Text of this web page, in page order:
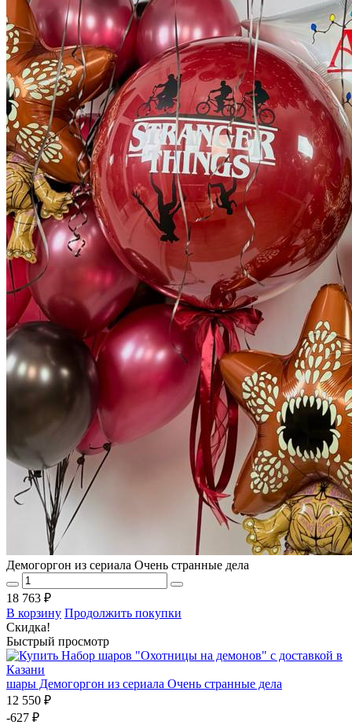
Демогоргон из сериала Очень странные дела
18 763 ₽
В корзину Продолжить покупки
Скидка!
Быстрый просмотр
шары Демогоргон из сериала Очень странные дела
12 550 ₽
-627 ₽